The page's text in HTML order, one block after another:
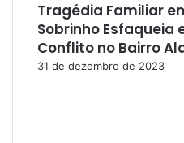
Tragédia Familiar
Sobrinho Esfaqueia
Conflito no Bairro
31 de dezembro de 2023